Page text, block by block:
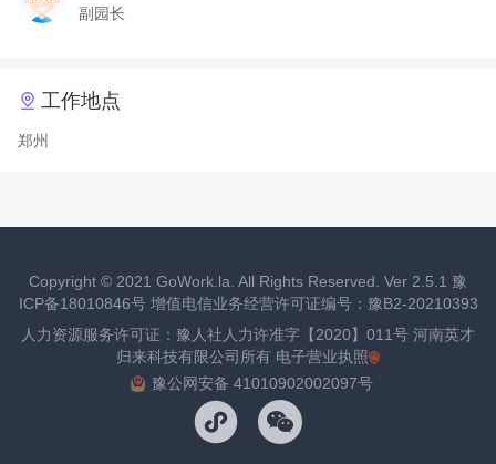
副园长
工作地点
郑州
Copyright © 2021 GoWork.la. All Rights Reserved. Ver 2.5.1 豫
ICP备18010846号增值电信业务经营许可证编号：豫B2-20210393
人力资源服务许可证：豫人社人力许准字【2020】011号 河南英才
归来科技有限公司所有 电子营业执照
豫公网安备 41010902002097号